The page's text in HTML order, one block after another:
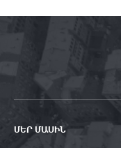
ՄԵՐ ՄԱՍԻՆ